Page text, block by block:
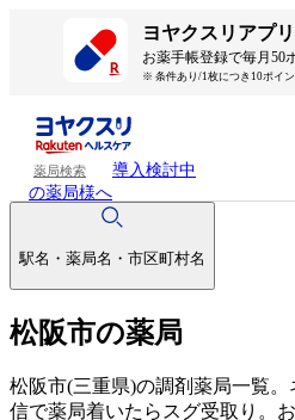
ヨヤクスリアプリ
お薬手帳登録で毎月50
※ 条件あり/1枚につき10ポイ
薬局検索
導入検討中
の薬局様へ
駅名・薬局名・市区町村名
松阪市の薬局
松阪市(三重県)の調剤薬局一覧
信で薬局着いたらスグ受取り。